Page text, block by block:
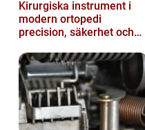
Kirurgiska instrument i
modern ortopedi
precision, säkerhet och